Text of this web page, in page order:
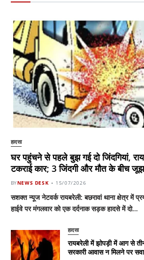
हादसा
घर पहुंचने से पहले बुझ गई दो जिंदगियां,
टकराई कार; 3 जिंदगी और मौत के बीच
BYNEWS DESK 15/07/2026
सशक्त न्यूज नेटवर्क रायबरेली: बछरावां थाना क्षेत्र में
हाईवे पर मंगलवार को एक दर्दनाक सड़क हादसे में दो…
हादसा
रायबरेली में झोपड़ी में आग से
सरकारी आवास न मिलने पर